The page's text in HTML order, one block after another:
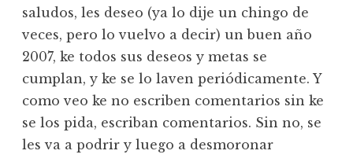
saludos, les deseo (ya lo dije un chingo de
veces, pero lo vuelvo a decir) un buen año
2007, ke todos sus deseos y metas se
cumplan, y ke se lo laven periódicamente. Y
como veo ke no escriben comentarios sin ke
se los pida, escriban comentarios. Sin no, se
les va a podrir y luego a desmoronar